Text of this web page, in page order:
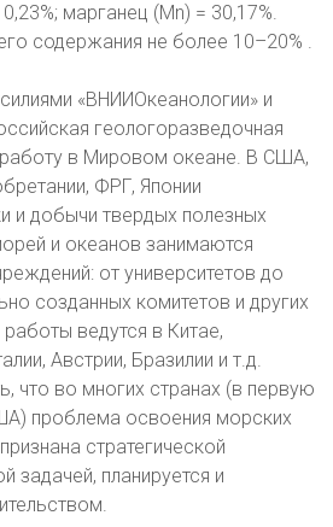
марганец (Мn) = 30,17%.
содержания не более 10–20% .
«ВНИИОкеанологии» и
геологоразведочная
в Мировом океане. В США,
ФРГ, Японии
и добычи твердых полезных
и океанов занимаются
от университетов до
созданных комитетов и других
ведутся в Китае,
Австрии, Бразилии и т.д.
что во многих странах (в первую
проблема освоения морских
стратегической
задачей, планируется и